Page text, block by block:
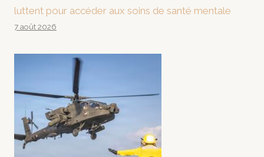
luttent pour accéder aux soins de santé mentale
7 août 2026